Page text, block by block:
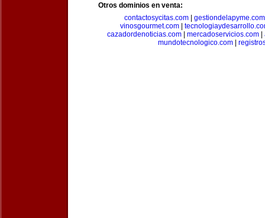
Otros dominios en venta:
contactosycitas.com| gestiondelapyme.com
vinosgourmet.com
cazadordenoticias.com
mercadoservicios.com
mundotecnologico.com|